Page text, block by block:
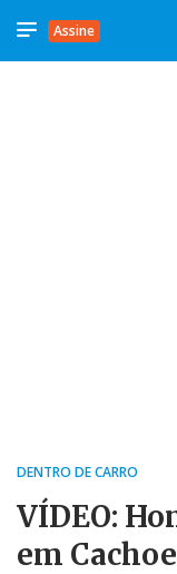
Assine
DENTRO DE CARRO
VÍDEO:
em